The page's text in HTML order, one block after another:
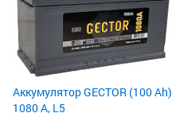
Аккумулятор GECTOR (100 Ah)
1080 А, L5